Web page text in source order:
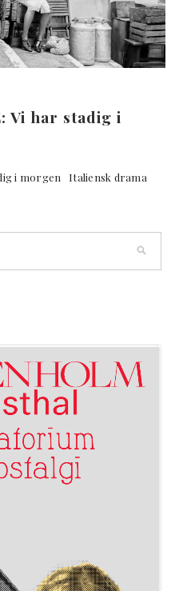
Vi har stadig i
i morgen Italiensk drama